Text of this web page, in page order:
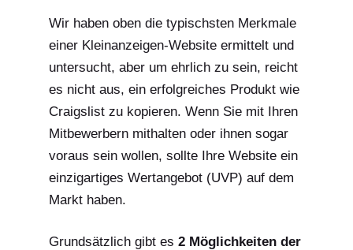
Wir haben oben die typischsten Merkmale
einer Kleinanzeigen-Website ermittelt und
untersucht, aber um ehrlich zu sein, reicht
es nicht aus, ein erfolgreiches Produkt wie
Craigslist zu kopieren. Wenn Sie mit Ihren
Mitbewerbern mithalten oder ihnen sogar
voraus sein wollen, sollte Ihre Website ein
einzigartiges Wertangebot (UVP) auf dem
Markt haben.
Grundsätzlich gibt es 2 Möglichkeiten der